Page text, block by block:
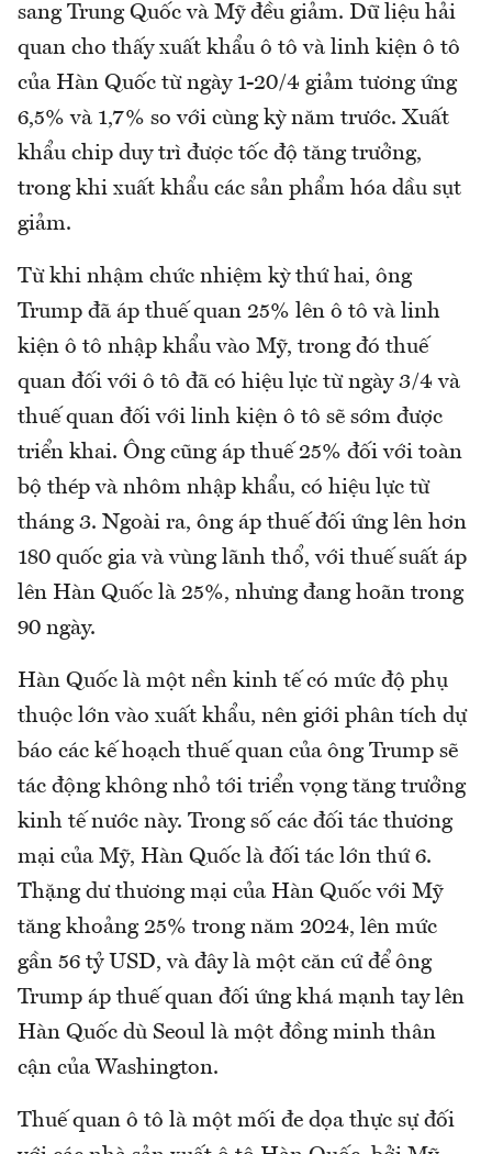
sang Trung Quốc và Mỹ đều giảm. Dữ liệu hải
quan cho thấy xuất khẩu ô tô và linh kiện ô tô
của Hàn Quốc từ ngày 1-20/4 giảm tương ứng
6,5% và 1,7% so với cùng kỳ năm trước. Xuất
khẩu chip duy trì được tốc độ tăng trưởng,
trong khi xuất khẩu các sản phẩm hóa dầu sụt
giảm.
Từ khi nhậm chức nhiệm kỳ thứ hai, ông
Trump đã áp thuế quan 25% lên ô tô và linh
kiện ô tô nhập khẩu vào Mỹ, trong đó thuế
quan đối với ô tô đã có hiệu lực từ ngày 3/4 và
thuế quan đối với linh kiện ô tô sẽ sớm được
triển khai. Ông cũng áp thuế 25% đối với toàn
bộ thép và nhôm nhập khẩu, có hiệu lực từ
tháng 3. Ngoài ra, ông áp thuế đối ứng lên hơn
180 quốc gia và vùng lãnh thổ, với thuế suất áp
lên Hàn Quốc là 25%, nhưng đang hoãn trong
90 ngày.
Hàn Quốc là một nền kinh tế có mức độ phụ
thuộc lớn vào xuất khẩu, nên giới phân tích dự
báo các kế hoạch thuế quan của ông Trump sẽ
tác động không nhỏ tới triển vọng tăng trưởng
kinh tế nước này. Trong số các đối tác thương
mại của Mỹ, Hàn Quốc là đối tác lớn thứ 6.
Thặng dư thương mại của Hàn Quốc với Mỹ
tăng khoảng 25% trong năm 2024, lên mức
gần 56 tỷ USD, và đây là một căn cứ để ông
Trump áp thuế quan đối ứng khá mạnh tay lên
Hàn Quốc dù Seoul là một đồng minh thân
cận của Washington.
Thuế quan ô tô là một mối đe dọa thực sự đối